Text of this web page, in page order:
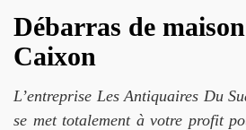
Débarras de
Caixon
L’entreprise Les Antiquaires Du
se met totalement à votre profit